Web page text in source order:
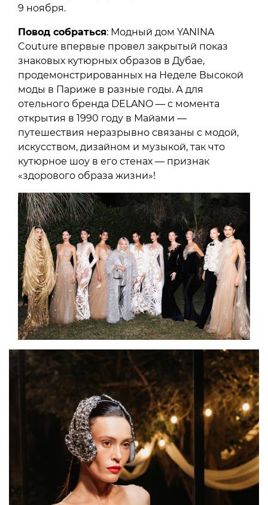
9 ноября.
Повод собраться: Модный дом YANINA
Couture впервые провел закрытый показ
знаковых кутюрных образов в Дубае,
продемонстрированных на Неделе Высокой
моды в Париже в разные годы. А для
отельного бренда DELANO — с момента
открытия в 1990 году в Майами —
путешествия неразрывно связаны с модой,
искусством, дизайном и музыкой, так что
кутюрное шоу в его стенах — признак
«здорового образа жизни»!